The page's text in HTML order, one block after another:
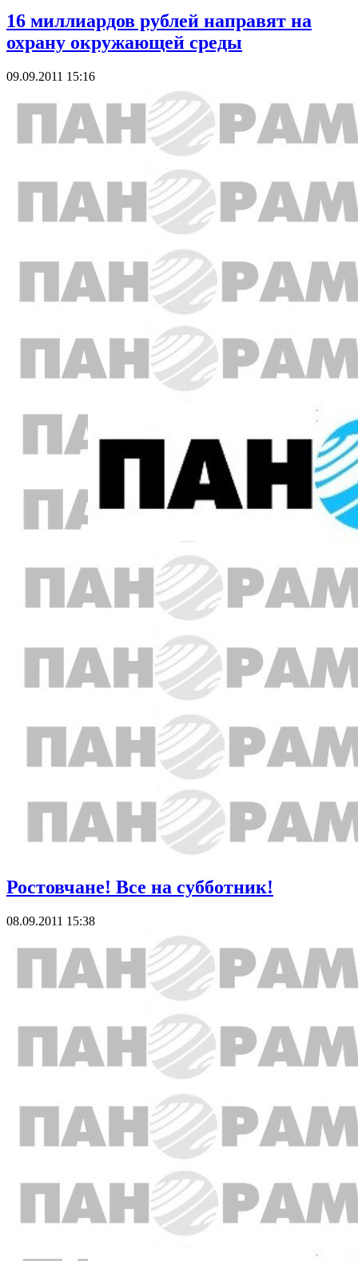
16 миллиардов рублей направят на
охрану окружающей среды
09.09.2011 15:16
Ростовчане! Все на субботник!
08.09.2011 15:38